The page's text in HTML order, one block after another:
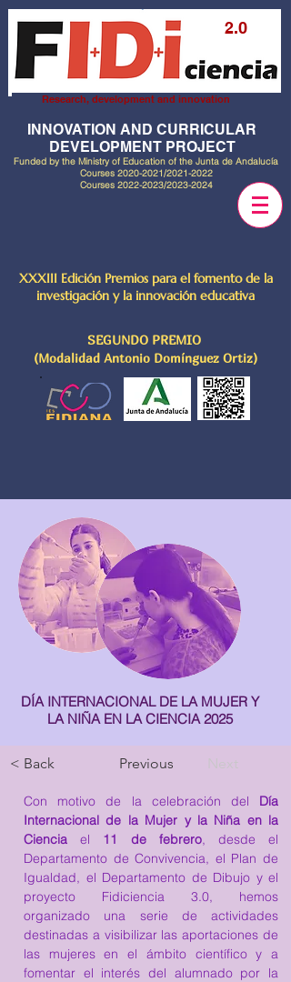
2.0
Research, development and innovation
INNOVATION AND CURRICULAR
DEVELOPMENT PROJECT
Funded by the Ministry of Education of the Junta de Andalucía
Courses 2020-2021/2021-2022
Courses 2022-2023/2023-2024
XXXIII Edición Premios para el fomento de la
investigación y la innovación educativa
SEGUNDO PREMIO
(Modalidad Antonio Domínguez Ortiz)
DÍA INTERNACIONAL DE LA MUJER Y
LA NIÑA EN LA CIENCIA 2025
< Back Previous Next
Con motivo de la celebración del Día
Internacional de la Mujer y la Niña en la
Ciencia el 11 de febrero, desde el
Departamento de Convivencia, el Plan de
Igualdad, el Departamento de Dibujo y el
proyecto Fidiciencia 3.0, hemos
organizado una serie de actividades
destinadas a visibilizar las aportaciones de
las mujeres en el ámbito científico y a
fomentar el interés del alumnado por la